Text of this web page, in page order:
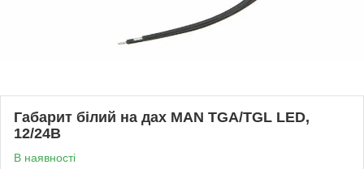
Габарит білий на дах MAN TGA/TGL LED,
12/24В
В наявності